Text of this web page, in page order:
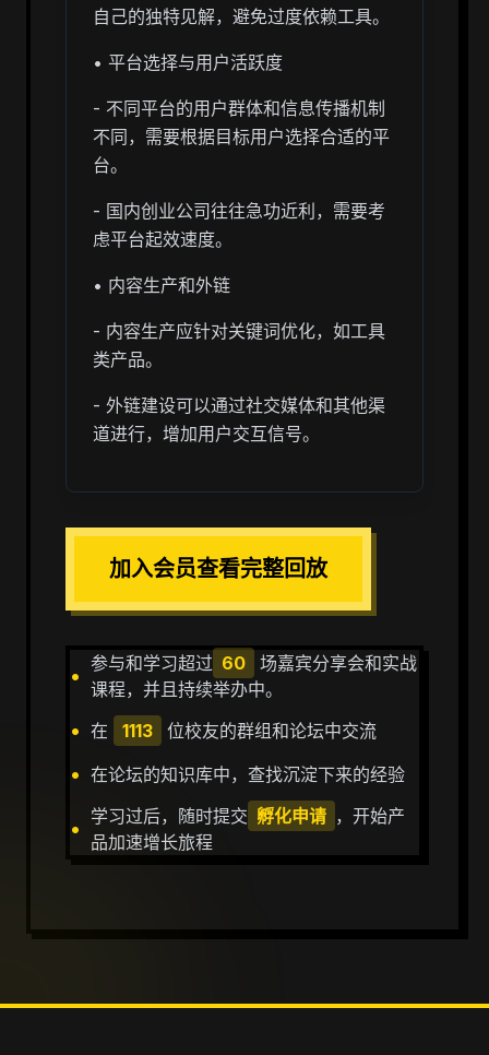
自己的独特见解，避免过度依赖工具。
• 平台选择与用户活跃度
- 不同平台的用户群体和信息传播机制
不同，需要根据目标用户选择合适的平
台。
- 国内创业公司往往急功近利，需要考
虑平台起效速度。
• 内容生产和外链
- 内容生产应针对关键词优化，如工具
类产品。
- 外链建设可以通过社交媒体和其他渠
道进行，增加用户交互信号。
加入会员查看完整回放
• 参与和学习超过 60
场嘉宾分享会和实战
课程，并且持续举办中。
• 在 1113 位校友的群组和论坛中交流
• 在论坛的知识库中，查找沉淀下来的经验
• 学习过后，随时提交 孵化申请 ，开始产
品加速增长旅程